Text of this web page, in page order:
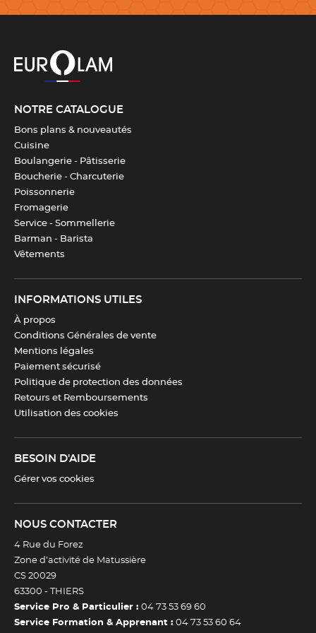
Eurolam & Robur, votre duo de confiance
, nous avons sélectionné
référence en habillement professionnel, pour vous garantir :
Une livraison rapide, même en période de rentrée
Des tailles inclusives et des coupes ajustées
service
CARACTÉRISTIQUES TECHNIQUES
Taille
NOTRE CATALOGUE
Bons plans & nouveautés
Cuisine
Boulangerie - Pâtisserie
Boucherie - Charcuterie
Poissonnerie
Fromagerie
Service - Sommellerie
Barman - Barista
Vêtements
INFORMATIONS UTILES
À propos
Conditions Générales de vente
Mentions légales
Paiement sécurisé
Politique de protection des données
Retours et Remboursements
Utilisation des cookies
BESOIN D'AIDE
Gérer vos cookies
NOUS CONTACTER
4 Rue du Forez
Zone d’activité de Matussière
CS 20029
63300 - THIERS
Service Pro & Particulier : 04 73 53 69 60
Service Formation & Apprenant : 04 73 53 60 64